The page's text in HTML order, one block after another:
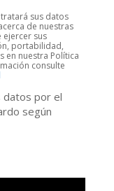
sus datos
de nuestras
ejercer sus
portabilidad,
en nuestra Política
consulte
datos por el
según